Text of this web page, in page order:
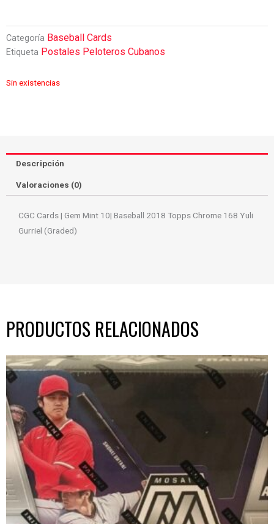
Categoría Baseball Cards
Etiqueta Postales Peloteros Cubanos
Sin existencias
Descripción
Valoraciones (0)
CGC Cards | Gem Mint 10| Baseball 2018 Topps Chrome 168 Yuli
Gurriel (Graded)
PRODUCTOS RELACIONADOS